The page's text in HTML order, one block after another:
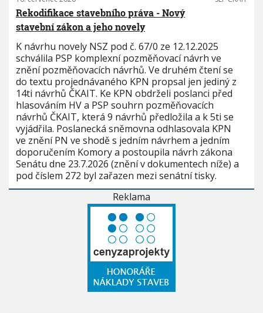
Rekodifikace stavebního práva - Nový
stavební zákon a jeho novely
K návrhu novely NSZ pod č. 67/0 ze 12.12.2025
schválila PSP komplexní pozměňovací návrh ve
znění pozměňovacích návrhů. Ve druhém čtení se
do textu projednávaného KPN propsal jen jediný z
14ti návrhů ČKAIT. Ke KPN obdrželi poslanci před
hlasováním HV a PSP souhrn pozměňovacích
návrhů ČKAIT, která 9 návrhů předložila a k 5ti se
vyjádřila. Poslanecká sněmovna odhlasovala KPN
ve znění PN ve shodě s jedním návrhem a jedním
doporučením Komory a postoupila návrh zákona
Senátu dne 23.7.2026 (znění v dokumentech níže) a
pod číslem 272 byl zařazen mezi senátní tisky.
Reklama